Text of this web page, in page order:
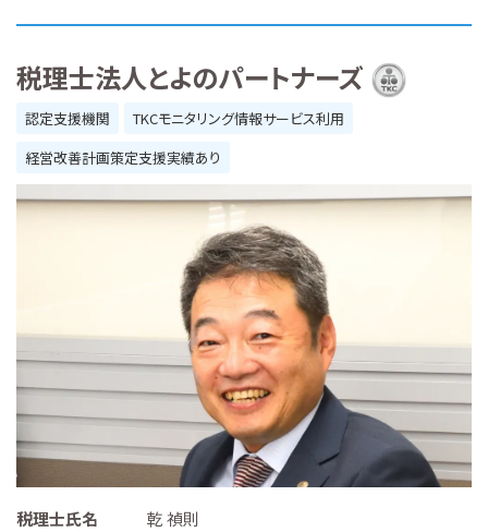
税理士法人とよのパートナーズ
認定支援機関
TKCモニタリング情報サービス利用
経営改善計画策定支援実績あり
税理士氏名
乾 禎則